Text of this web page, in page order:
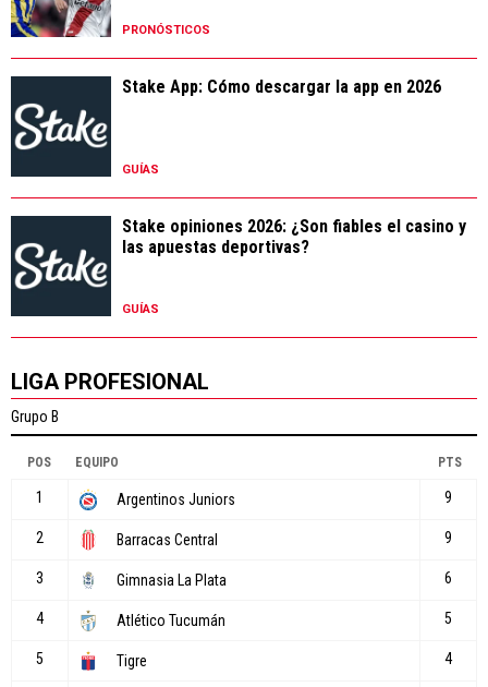
PRONÓSTICOS
Stake App: Cómo descargar la app en 2026
GUÍAS
Stake opiniones 2026: ¿Son fiables el casino y
las apuestas deportivas?
GUÍAS
LIGA PROFESIONAL